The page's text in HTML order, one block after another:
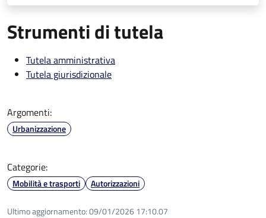
Strumenti di tutela
Tutela amministrativa
Tutela giurisdizionale
Argomenti:
Urbanizzazione
Categorie:
Mobilità e trasporti Autorizzazioni
Ultimo aggiornamento:09/01/2026 17:10.07